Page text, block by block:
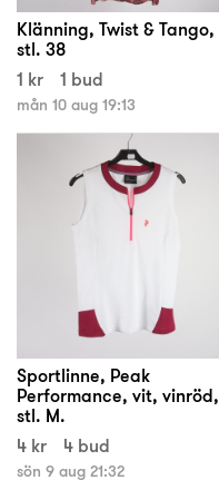
Klänning, Twist & Tango,
stl. 38
1 kr
1 bud
mån 10 aug 19:13
Sportlinne, Peak
Performance, vit, vinröd,
stl. M.
4 kr
4 bud
sön 9 aug 21:32